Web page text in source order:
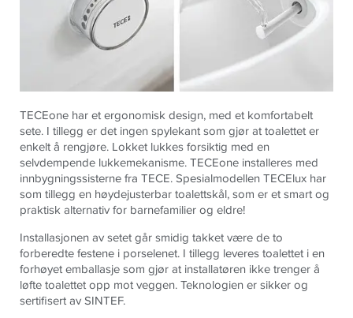
TECEone har et ergonomisk design, med et komfortabelt
sete. I tillegg er det ingen spylekant som gjør at toalettet er
enkelt å rengjøre. Lokket lukkes forsiktig med en
selvdempende lukkemekanisme. TECEone installeres med
innbygningssisterne fra TECE. Spesialmodellen TECElux har
som tillegg en høydejusterbar toalettskål, som er et smart og
praktisk alternativ for barnefamilier og eldre!
Installasjonen av setet går smidig takket være de to
forberedte festene i porselenet. I tillegg leveres toalettet i en
forhøyet emballasje som gjør at installatøren ikke trenger å
løfte toalettet opp mot veggen. Teknologien er sikker og
sertifisert av SINTEF.